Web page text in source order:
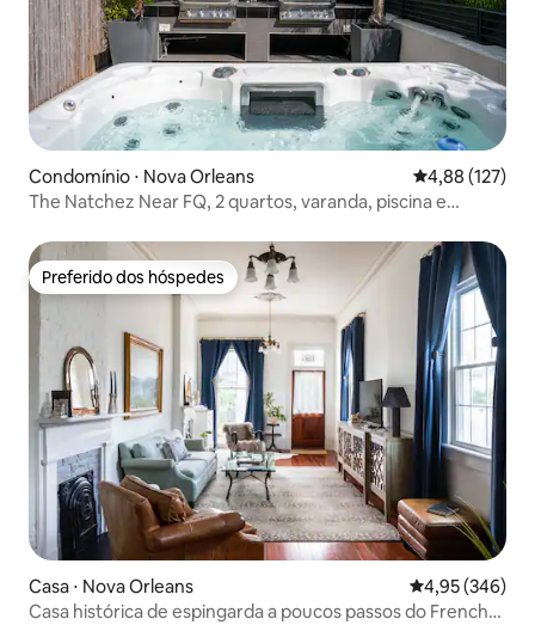
Condomínio ⋅ Nova Orleans 4,88 de uma
4,88 (127)
The Natchez Near FQ, 2 quartos, varanda, piscina e
Preferido dos hóspedes
Preferido dos hóspedes
Casa ⋅ Nova Orleans 4,95 de uma
4,95 (346)
Casa histórica de espingarda a poucos passos do French